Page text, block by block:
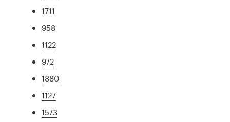
1711
958
1122
972
1880
1127
1573